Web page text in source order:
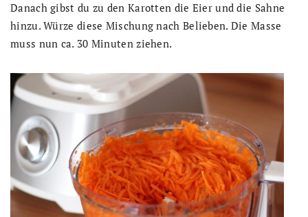
Danach gibst du zu den Karotten die Eier und die Sahne
hinzu. Würze diese Mischung nach Belieben. Die Masse
muss nun ca. 30 Minuten ziehen.